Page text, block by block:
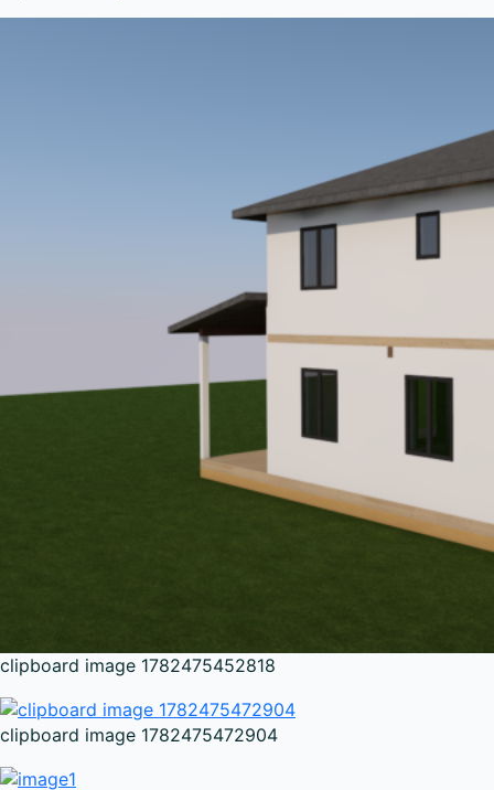
clipboard image 1782475452818
clipboard image 1782475472904